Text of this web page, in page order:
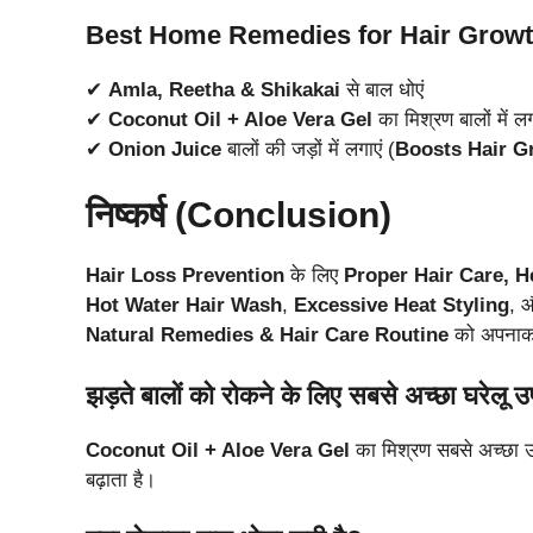
Best Home Remedies for Hair
✔ Amla, Reetha & Shikakai से बाल धोएं
✔ Coconut Oil + Aloe Vera Gel का मिश्रण बालों में
✔ Onion Juice बालों की जड़ों में लगाएं (Boosts Hair
निष्कर्ष (Conclusion)
Hair Loss Prevention के लिए Proper Hair Care,
Hot Water Hair Wash, Excessive Heat Styling,
Natural Remedies & Hair Care Routine को
झड़ते बालों को रोकने के लिए सबसे अच्छा घरेलू
Coconut Oil + Aloe Vera Gel का मिश्रण सबसे अच्छा
बढ़ाता है।